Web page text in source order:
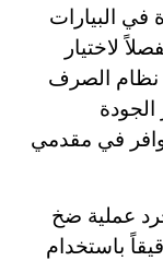
البيارات
لاختيار
نظام الصرف
في مقدمي
عملية ضخ
باستخدام